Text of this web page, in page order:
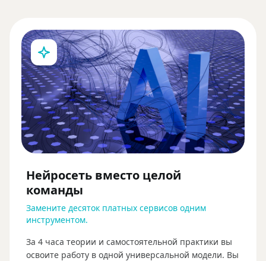
Нейросеть вместо целой
команды
Замените десяток платных сервисов одним
инструментом.
За 4 часа теории и самостоятельной практики вы
освоите работу в одной универсальной модели. Вы